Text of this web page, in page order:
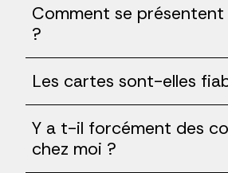
Comment se
?
Les cartes sont-elles
Y a t-il forcément des
chez moi ?